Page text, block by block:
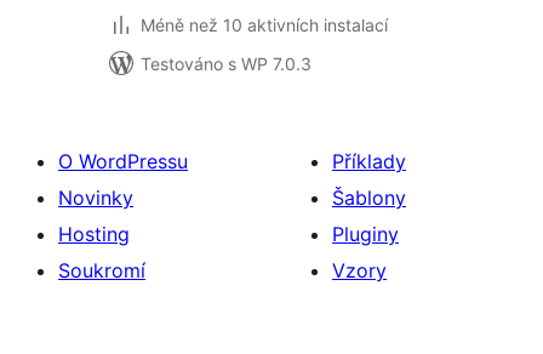
Méně než 10 aktivních instalací
Testováno s WP 7.0.3
O WordPressu
Novinky
Hosting
Soukromí
Příklady
Šablony
Pluginy
Vzory